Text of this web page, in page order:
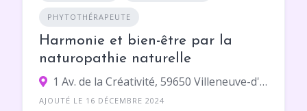
PHYTOTHÉRAPEUTE
Harmonie et bien-être par la
naturopathie naturelle
1 Av. de la Créativité, 59650 Villeneuve-d'Ascq
AJOUTÉ LE 16 DÉCEMBRE 2024